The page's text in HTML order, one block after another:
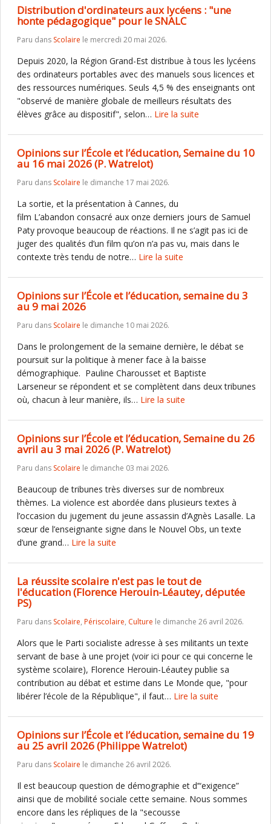
Distribution d'ordinateurs aux lycéens : "une
honte pédagogique" pour le SNALC
Paru dans Scolaire le mercredi 20 mai 2026.
Depuis 2020, la Région Grand-Est distribue à tous les lycéens
des ordinateurs portables avec des manuels sous licences et
des ressources numériques. Seuls 4,5 % des enseignants ont
"observé de manière globale de meilleurs résultats des
élèves grâce au dispositif", selon… Lire la suite
Opinions sur l’École et l’éducation, Semaine du 10
au 16 mai 2026 (P. Watrelot)
Paru dans Scolaire le dimanche 17 mai 2026.
La sortie, et la présentation à Cannes, du
film L’abandon consacré aux onze derniers jours de Samuel
Paty provoque beaucoup de réactions. Il ne s’agit pas ici de
juger des qualités d’un film qu’on n’a pas vu, mais dans le
contexte très tendu de notre… Lire la suite
Opinions sur l’École et l’éducation, semaine du 3
au 9 mai 2026
Paru dans Scolaire le dimanche 10 mai 2026.
Dans le prolongement de la semaine dernière, le débat se
poursuit sur la politique à mener face à la baisse
démographique. Pauline Charousset et Baptiste
Larseneur se répondent et se complètent dans deux tribunes
où, chacun à leur manière, ils… Lire la suite
Opinions sur l’École et l’éducation, Semaine du 26
avril au 3 mai 2026 (P. Watrelot)
Paru dans Scolaire le dimanche 03 mai 2026.
Beaucoup de tribunes très diverses sur de nombreux
thèmes. La violence est abordée dans plusieurs textes à
l’occasion du jugement du jeune assassin d’Agnès Lasalle. La
sœur de l’enseignante signe dans le Nouvel Obs, un texte
d’une grand… Lire la suite
La réussite scolaire n'est pas le tout de
l'éducation (Florence Herouin-Léautey, députée
PS)
Paru dans Scolaire, Périscolaire, Culture le dimanche 26 avril 2026.
Alors que le Parti socialiste adresse à ses militants un texte
servant de base à une projet (voir ici pour ce qui concerne le
système scolaire), Florence Herouin-Léautey publie sa
contribution au débat et estime dans Le Monde que, "pour
libérer l’école de la République", il faut… Lire la suite
Opinions sur l’École et l’éducation, semaine du 19
au 25 avril 2026 (Philippe Watrelot)
Paru dans Scolaire le dimanche 26 avril 2026.
Il est beaucoup question de démographie et d’“exigence”
ainsi que de mobilité sociale cette semaine. Nous sommes
encore dans les répliques de la "secousse